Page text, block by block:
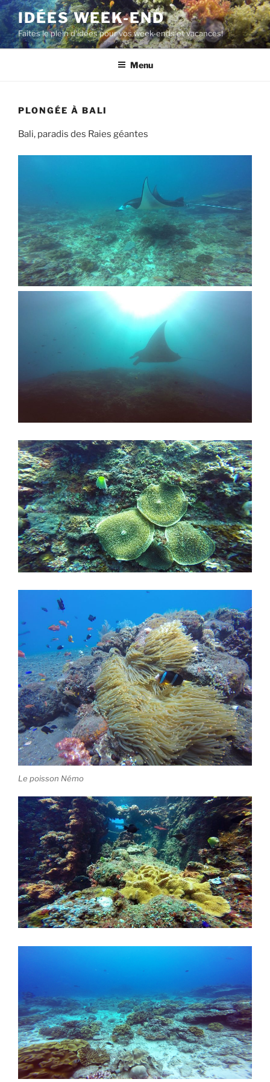
Aller
au
contenu
principal
IDÉES WEEK-END
Faites le plein d'idées pour vos week-ends et vacances!
Menu
PLONGÉE À BALI
Bali, paradis des Raies géantes
Le poisson Némo